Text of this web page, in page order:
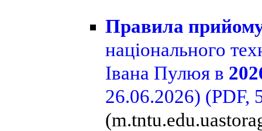
Правила
національного
Івана Пулюя в
26.06.2026) (PDF,